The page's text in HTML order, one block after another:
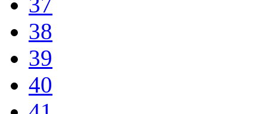
38
39
40